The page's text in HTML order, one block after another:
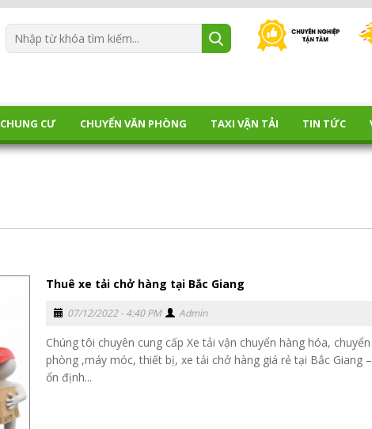
CHUNG CƯ CHUYỂN VĂN PHÒNG TAXI VẬN TẢI TIN TỨC
Thuê xe tải chở hàng tại Bắc Giang
07/12/2022 - 4:40 PM Admin
Chúng tôi chuyên cung cấp Xe tải vận chuyển hàng hóa,
phòng ,máy móc, thiết bị, xe tải chở hàng giá rẻ tại Bắc Giang
ổn định...